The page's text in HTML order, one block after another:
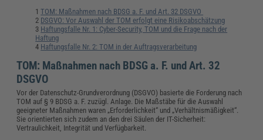
TOM: Maßnahmen nach BDSG a. F. und Art. 32 DSGVO
DSGVO: Vor Auswahl der TOM erfolgt eine Risikoabschätzung
Haftungsfalle Nr. 1: Cyber-Security, TOM und die Frage nach der
Haftung
Haftungsfalle Nr. 2: TOM in der Auftragsverarbeitung
TOM: Maßnahmen nach BDSG a. F. und Art. 32
DSGVO
Vor der Datenschutz-Grundverordnung (DSGVO) basierte die Forderung nach
TOM auf § 9 BDSG a. F. zuzügl. Anlage. Die Maßstäbe für die Auswahl
geeigneter Maßnahmen waren „Erforderlichkeit“ und „Verhältnismäßigkeit“.
Sie orientierten sich zudem an den drei Säulen der IT-Sicherheit:
Vertraulichkeit, Integrität und Verfügbarkeit.